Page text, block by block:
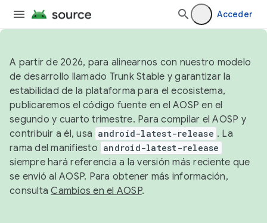
Acceder
A partir de 2026, para alinearnos con nuestro modelo
de desarrollo llamado Trunk Stable y garantizar la
estabilidad de la plataforma para el ecosistema,
publicaremos el código fuente en el AOSP en el
segundo y cuarto trimestre. Para compilar el AOSP y
contribuir a él, usa android-latest-release . La
rama del manifiesto android-latest-release
siempre hará referencia a la versión más reciente que
se envió al AOSP. Para obtener más información,
consultaCambios en el AOSP.